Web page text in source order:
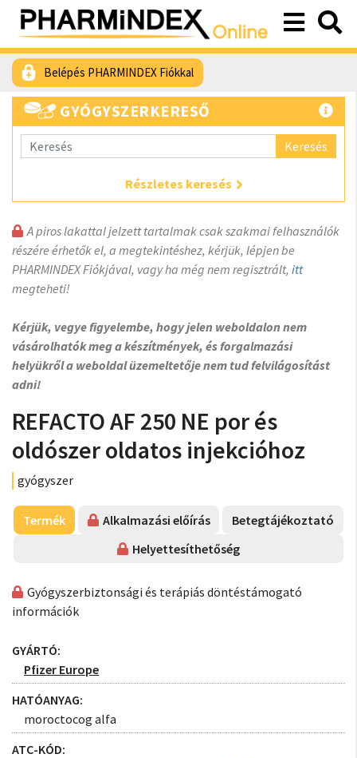
Belépés PHARMINDEX Fiókkal
GYÓGYSZERKERESŐ
Keresés
Részletes keresés
A piros lakattal jelzett tartalmak csak szakmai felhasználók
részére érhetők el, a megtekintéshez, kérjük, lépjen be
PHARMINDEX Fiókjával, vagy ha még nem regisztrált, itt
megteheti!
Kérjük, vegye figyelembe, hogy jelen weboldalon nem
vásárolhatók meg a készítmények, és forgalmazási
helyükről a weboldal üzemeltetője nem tud felvilágosítást
adni!
REFACTO AF 250 NE por és
oldószer oldatos injekcióhoz
gyógyszer
Termék Alkalmazási előírás
Betegtájékoztató
Helyettesíthetőség
Gyógyszerbiztonsági és terápiás döntéstámogató
információk
GYÁRTÓ:
Pfizer Europe
HATÓANYAG:
moroctocog alfa
ATC-KÓD: